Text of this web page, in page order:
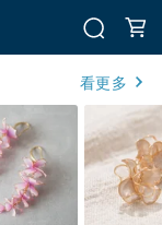
看更多